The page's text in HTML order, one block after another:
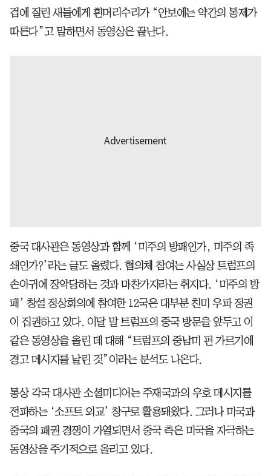
겁에 질린 새들에게 흰머리수리가 “안보에는 약간의 통제가
따른다”고 말하면서 동영상은 끝난다.
중국 대사관은 동영상과 함께 ‘미주의 방패인가, 미주의 족
쇄인가?’라는 글도 올렸다. 협의체 참여는 사실상 트럼프의
손아귀에 장악당하는 것과 마찬가지라는 취지다. ‘미주의 방
패’ 창설 정상회의에 참여한 12국은 대부분 친미 우파 정권
이 집권하고 있다. 이달 말 트럼프의 중국 방문을 앞두고 이
같은 동영상을 올린 데 대해 “트럼프의 중남미 편 가르기에
경고 메시지를 날린 것”이라는 분석도 나온다.
통상 각국 대사관 소셜미디어는 주재국과의 우호 메시지를
전파하는 ‘소프트 외교’ 창구로 활용돼왔다. 그러나 미국과
중국의 패권 경쟁이 가열되면서 중국 측은 미국을 자극하는
동영상을 주기적으로 올리고 있다.